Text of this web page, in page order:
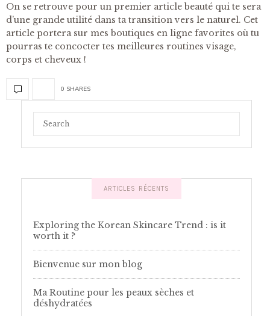
On se retrouve pour un premier article beauté qui te sera
d’une grande utilité dans ta transition vers le naturel. Cet
article portera sur mes boutiques en ligne favorites où tu
pourras te concocter tes meilleures routines visage,
corps et cheveux !
0 SHARES
ARTICLES RÉCENTS
Exploring the Korean Skincare Trend : is it
worth it ?
Bienvenue sur mon blog
Ma Routine pour les peaux sèches et
déshydratées